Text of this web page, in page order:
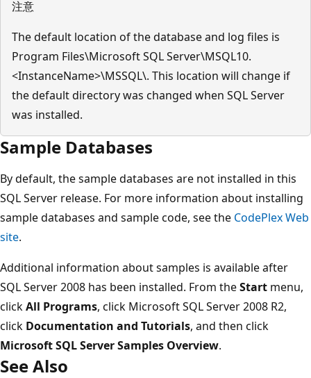
注意
The default location of the database and log files is
Program Files\Microsoft SQL Server\MSQL10.
<InstanceName>\MSSQL\. This location will change if
the default directory was changed when SQL Server
was installed.
Sample Databases
By default, the sample databases are not installed in this
SQL Server release. For more information about installing
sample databases and sample code, see the CodePlex Web
site.
Additional information about samples is available after
SQL Server 2008 has been installed. From theStart menu,
clickAll Programs, click Microsoft SQL Server 2008 R2,
click Documentation and Tutorials, and then click
Microsoft SQL Server Samples Overview.
See Also